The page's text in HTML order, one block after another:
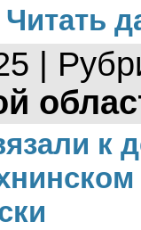
Читать
|
к